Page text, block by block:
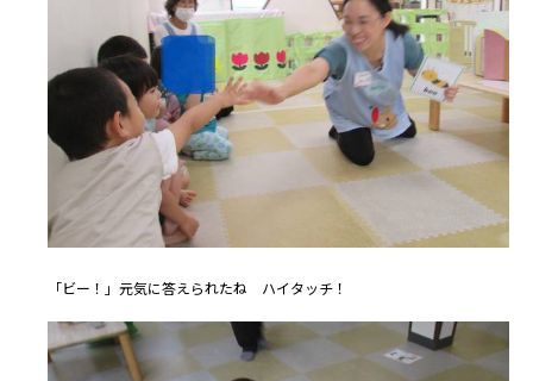
「ビー！」元気に答えられたね ハイタッチ！